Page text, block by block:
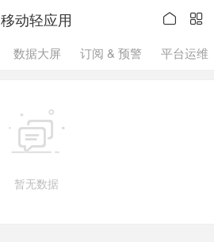
移动轻应用 

数据大屏 订阅 & 预警 平台运维

暂无数据